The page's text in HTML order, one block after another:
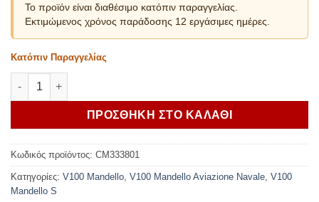
Το προϊόν είναι διαθέσιμο κατόπιν παραγγελίας.
Εκτιμώμενος χρόνος παράδοσης 12 εργάσιμες ημέρες.
Κατόπιν Παραγγελίας
MOTO GUZZI ΒΑΛΙΤΣΑΚΙ ΠΙΣΩ V100 BROWN ποσότητα
ΠΡΟΣΘΗΚΗ ΣΤΟ ΚΑΛΑΘΙ
Κωδικός προϊόντος: CM333801
Κατηγορίες: V100 Mandello V100 Mandello Aviazione Navale V100
Mandello S